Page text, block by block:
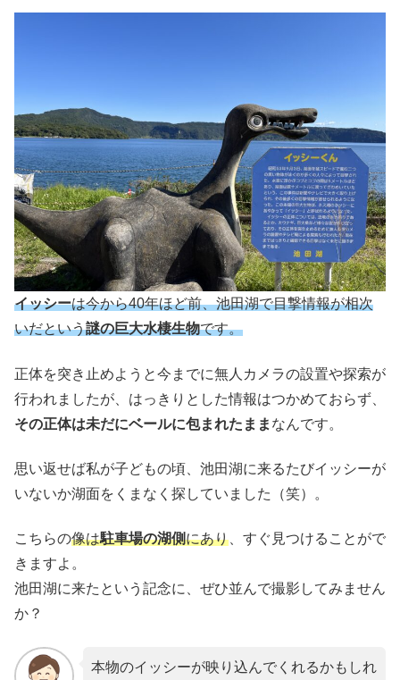
イッシーは今から40年ほど前、池田湖で目撃情報が相次
いだという謎の巨大水棲生物です。
正体を突き止めようと今までに無人カメラの設置や探索が
行われましたが、はっきりとした情報はつかめておらず、
その正体は未だにベールに包まれたまま なんです。
思い返せば私が子どもの頃、池田湖に来るたびイッシーが
いないか湖面をくまなく探していました（笑）。
こちらの像は駐車場の湖側にあり、すぐ見つけることがで
きますよ。
池田湖に来たという記念に、ぜひ並んで撮影してみません
か？
本物のイッシーが映り込んでくれるかもしれ